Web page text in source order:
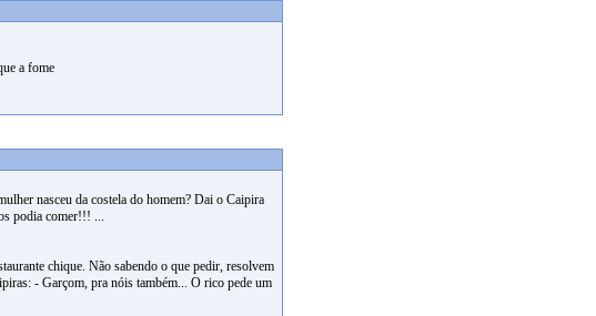
a fome
nasceu da costela do homem? Dai o Caipira
podia comer!!! ...
chique. Não sabendo o que pedir, resolvem
- Garçom, pra nóis também... O rico pede um